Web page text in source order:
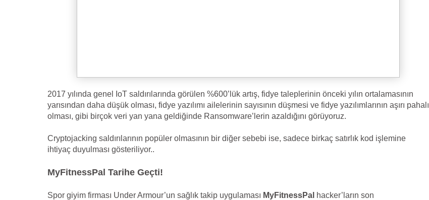
2017 yılında genel IoT saldırılarında görülen %600’lük artış, fidye taleplerinin önceki yılın ortalamasının
yarısından daha düşük olması, fidye yazılımı ailelerinin sayısının düşmesi ve fidye yazılımlarının aşırı pahalı
olması, gibi birçok veri yan yana geldiğinde Ransomware’lerin azaldığını görüyoruz.
Cryptojacking saldırılarının popüler olmasının bir diğer sebebi ise, sadece birkaç satırlık kod işlemine
ihtiyaç duyulması gösteriliyor..
MyFitnessPal Tarihe Geçti!
Spor giyim firması Under Armour’un sağlık takip uygulaması MyFitnessPal hacker’ların son